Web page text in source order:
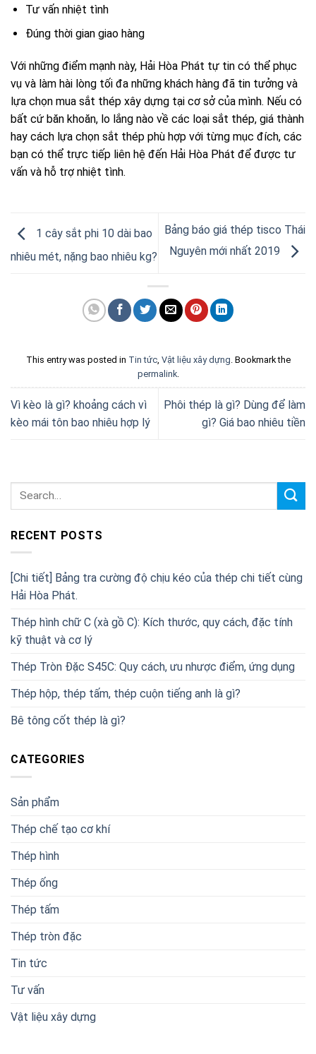
Tư vấn nhiệt tình
Đúng thời gian giao hàng
Với những điểm mạnh này, Hải Hòa Phát tự tin có thể phục
vụ và làm hài lòng tối đa những khách hàng đã tin tưởng và
lựa chọn mua sắt thép xây dựng tại cơ sở của mình. Nếu có
bất cứ băn khoăn, lo lắng nào về các loại sắt thép, giá thành
hay cách lựa chọn sắt thép phù hợp với từng mục đích, các
bạn có thể trực tiếp liên hệ đến Hải Hòa Phát để được tư
vấn và hỗ trợ nhiệt tình.
1 cây sắt phi 10 dài bao
nhiêu mét, nặng bao nhiêu kg?
Bảng báo giá thép tisco Thái
Nguyên mới nhất 2019
This entry was posted in Tin tức, Vật liệu xây dựng . Bookmark the
permalink.
Vì kèo là gì? khoảng cách vì
kèo mái tôn bao nhiêu hợp lý
Phôi thép là gì? Dùng để làm
gì? Giá bao nhiêu tiền
RECENT POSTS
[Chi tiết] Bảng tra cường độ chịu kéo của thép chi tiết cùng
Hải Hòa Phát.
Thép hình chữ C (xà gồ C): Kích thước, quy cách, đặc tính
kỹ thuật và cơ lý
Thép Tròn Đặc S45C: Quy cách, ưu nhược điểm, ứng dụng
Thép hộp, thép tấm, thép cuộn tiếng anh là gì?
Bê tông cốt thép là gì?
CATEGORIES
Sản phẩm
Thép chế tạo cơ khí
Thép hình
Thép ống
Thép tấm
Thép tròn đặc
Tin tức
Tư vấn
Vật liệu xây dựng